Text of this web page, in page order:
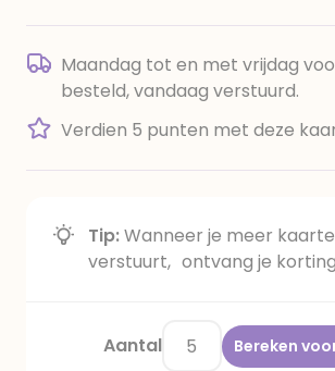
Maandag tot en met vrijdag
besteld, vandaag verstuurd.
Verdien 5 punten met deze
Tip:Wanneer je meer
verstuurt, ontvang je
Aantal Bereken